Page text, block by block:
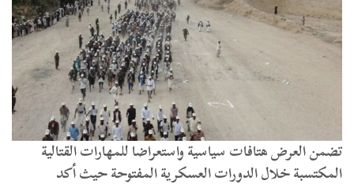
تضمن العرض هتافات سياسية واستعراضا للمهارات القتالية
المكتسبة خلال الدورات العسكرية المفتوحة حيث أكد